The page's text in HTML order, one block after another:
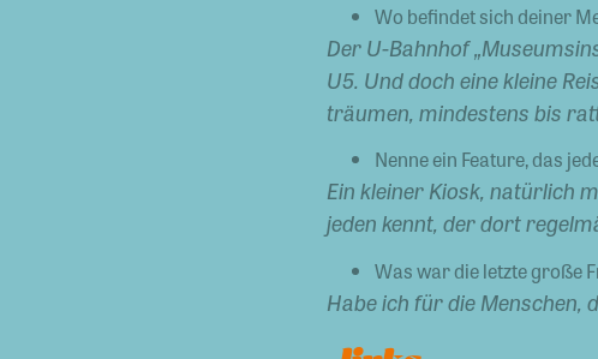
Wo befindet sich deiner
Der U-Bahnhof
U5. Und doch eine kleine
träumen, mindestens bis
Nenne ein Feature, das
Ein kleiner Kiosk, natürlich
jeden kennt, der dort
Was war die letzte große
Habe ich für die Menschen,